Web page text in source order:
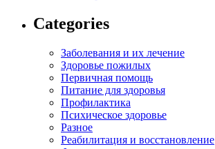
Categories
Заболевания и их лечение
Здоровье пожилых
Первичная помощь
Питание для здоровья
Профилактика
Психическое здоровье
Разное
Реабилитация и восстановление